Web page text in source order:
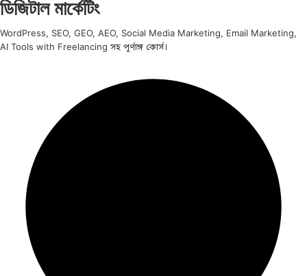
ডিজিটাল মার্কেটিং
WordPress, SEO, GEO, AEO, Social Media Marketing, Email Marketing,
AI Tools with Freelancing সহ পূর্ণাঙ্গ কোর্স।